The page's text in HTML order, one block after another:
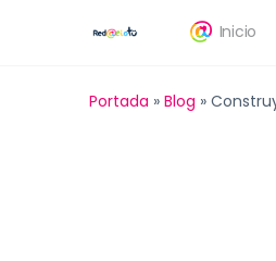
Inicio
Portada » Blog »